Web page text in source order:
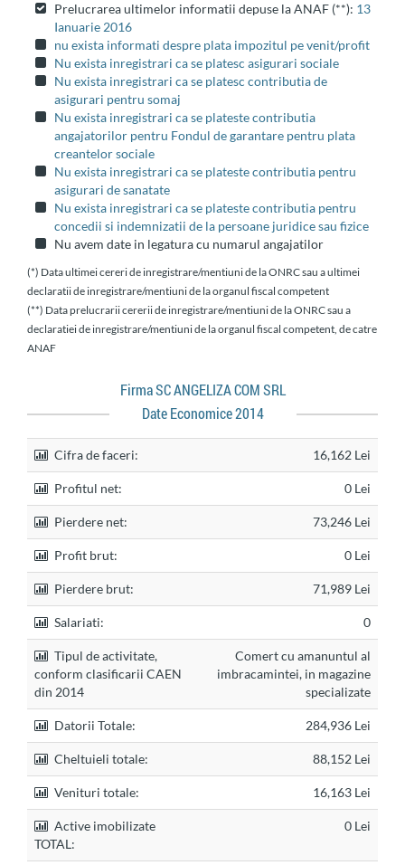
Prelucrarea ultimelor informatii depuse la ANAF (**): 13
Ianuarie 2016
nu exista informati despre plata impozitul pe venit/profit
Nu exista inregistrari ca se platesc asigurari sociale
Nu exista inregistrari ca se platesc contributia de
asigurari pentru somaj
Nu exista inregistrari ca se plateste contributia
angajatorilor pentru Fondul de garantare pentru plata
creantelor sociale
Nu exista inregistrari ca se plateste contributia pentru
asigurari de sanatate
Nu exista inregistrari ca se plateste contributia pentru
concedii si indemnizatii de la persoane juridice sau fizice
Nu avem date in legatura cu numarul angajatilor
(*) Data ultimei cereri de inregistrare/mentiuni de la ONRC sau a ultimei
declaratii de inregistrare/mentiuni de la organul fiscal competent
(**) Data prelucrarii cererii de inregistrare/mentiuni de la ONRC sau a
declaratiei de inregistrare/mentiuni de la organul fiscal competent, de catre
ANAF
Firma SC ANGELIZA COM SRL
Date Economice 2014
Cifra de faceri: 16,162 Lei
Profitul net: 0 Lei
Pierdere net: 73,246 Lei
Profit brut: 0 Lei
Pierdere brut: 71,989 Lei
Salariati: 0
Tipul de activitate,
conform clasificarii CAEN
din 2014
Comert cu amanuntul al
imbracamintei, in magazine
specializate
Datorii Totale: 284,936 Lei
Cheltuieli totale: 88,152 Lei
Venituri totale: 16,163 Lei
Active imobilizate
TOTAL:
0 Lei